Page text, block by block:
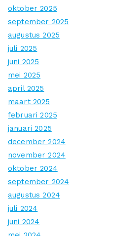
oktober 2025
september 2025
augustus 2025
juli 2025
juni 2025
mei 2025
april 2025
maart 2025
februari 2025
januari 2025
december 2024
november 2024
oktober 2024
september 2024
augustus 2024
juli 2024
juni 2024